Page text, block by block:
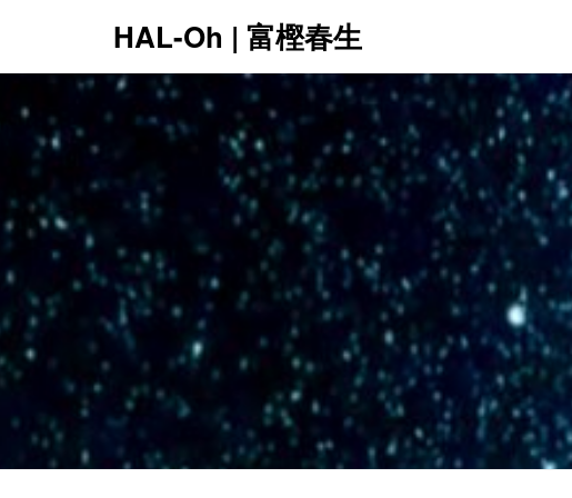
HAL-Oh | 富樫春生
12:00 AM
1:00 AM
2:00 AM
3:00 AM
4:00 AM